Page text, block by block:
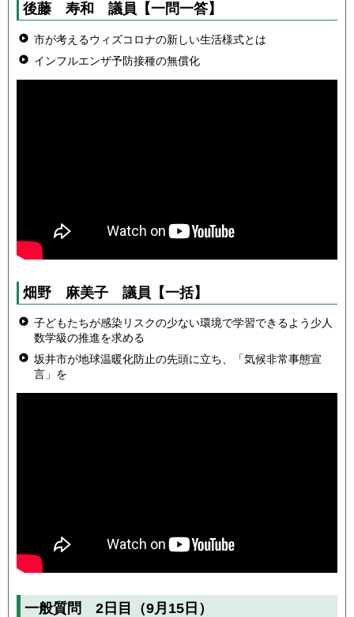
後藤 寿和 議員 【一問一答】
市が考えるウィズコロナの新しい生活様式とは
インフルエンザ予防接種の無償化
畑野 麻美子 議員 【一括】
子どもたちが感染リスクの少ない環境で学習できるよう少人
数学級の推進を求める
坂井市が地球温暖化防止の先頭に立ち、「気候非常事態宣
言」を
一般質問 2日目（9月15日）